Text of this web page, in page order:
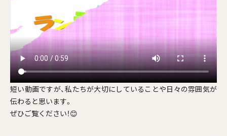
短い動画ですが、私たちが大切にしていることや日々の雰囲気が
伝わると思います。
ぜひご覧ください！😊